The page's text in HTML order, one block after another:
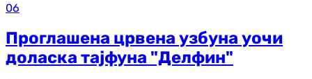
06
Проглашена црвена узбуна уочи
доласка тајфуна "Делфин"